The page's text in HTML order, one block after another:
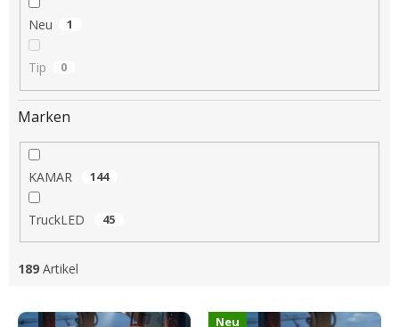
Neu 1
Tip 0
Marken
KAMAR 144
TruckLED 45
189 Artikel
Neu